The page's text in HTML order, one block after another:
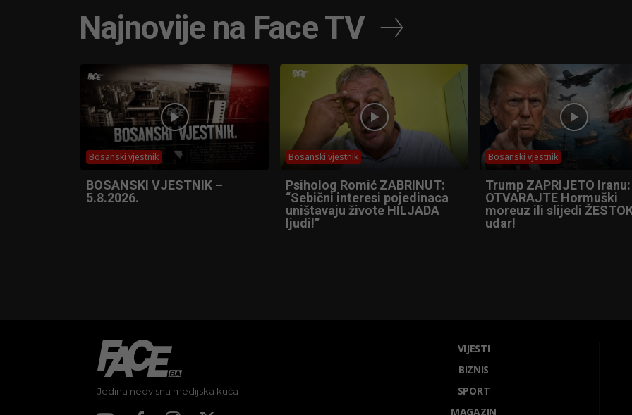
Najnovije na Face TV
Bosanski vjestnik
BOSANSKI VJESTNIK –
5.8.2026.
Bosanski vjestnik
Psiholog Romić ZABRINUT:
“Sebični interesi pojedinaca
uništavaju živote HILJADA
ljudi!”
Bosanski vjestnik
Trump ZAPRIJETO Iranu:
OTVARAJTE Hormuški
moreuz ili slijedi
udar!
Jedina neovisna medijska kuća
VIJESTI
BIZNIS
SPORT
MAGAZIN